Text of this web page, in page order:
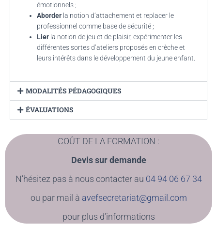
émotionnels ;
Aborder la notion d’attachement et replacer le
professionnel comme base de sécurité ;
Lier la notion de jeu et de plaisir, expérimenter les
différentes sortes d’ateliers proposés en crèche et
leurs intérêts dans le développement du jeune enfant.
MODALITÉS PÉDAGOGIQUES
ÉVALUATIONS
COÛT DE LA FORMATION :
Devis sur demande
N’hésitez pas à nous contacter au 04 94 06 67 34
ou par mail à avefsecretariat@gmail.com
pour plus d’informations